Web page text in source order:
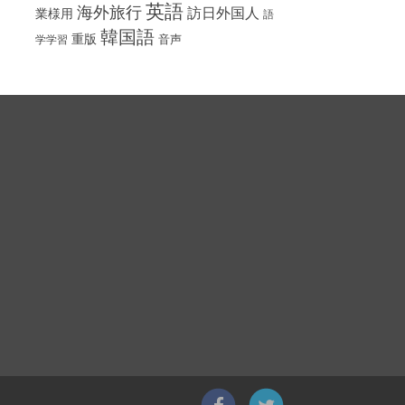
業様用 海外旅行英語訪日外国人 語
学学習 重版 韓国語 音声